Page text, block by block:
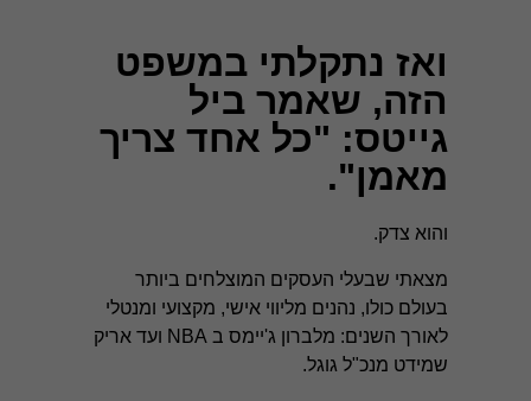
ואז נתקלתי במשפט
הזה, שאמר ביל
גייטס: "כל אחד צריך
מאמן".
והוא צדק.
מצאתי שבעלי העסקים המוצלחים ביותר
בעולם כולו, נהנים מליווי אישי, מקצועי ומנטלי
לאורך השנים: מלברון ג'יימס ב NBA ועד אריק
שמידט מנכ"ל גוגל.